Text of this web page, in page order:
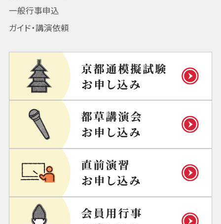
一般行事申込
ガイド・講演依頼